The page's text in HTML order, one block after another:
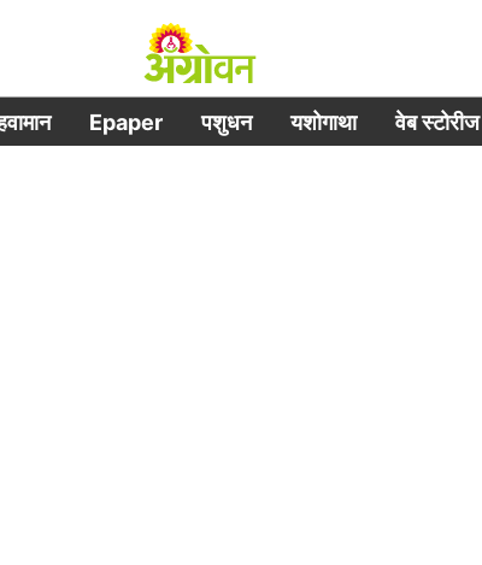
Epaper पशुधन यशोगाथा वेब स्टोरीज